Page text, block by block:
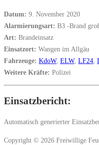
Datum: 9. November 2020
Alarmierungsart: B3 -Brand
Art: Brandeinsatz
Einsatzort: Wangen im Allgäu
Fahrzeuge: KdoW, ELW, LF24
Weitere Kräfte: Polizei
Einsatzbericht:
Automatisch generierter
Copyright © 2026 Freiwillige